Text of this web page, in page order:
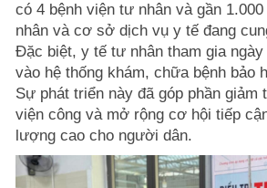
có 4 bệnh viện tư nhân và gần
nhân và cơ sở dịch vụ y tế đang
Đặc biệt, y tế tư nhân tham gia ngày
vào hệ thống khám, chữa bệnh bảo
Sự phát triển này đã góp phần giảm
viện công và mở rộng cơ hội tiếp
lượng cao cho người dân.